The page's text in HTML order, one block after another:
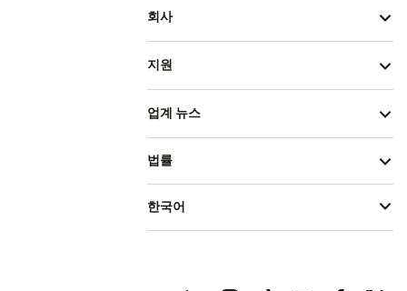
회사
지원
업계 뉴스
법률
한국어